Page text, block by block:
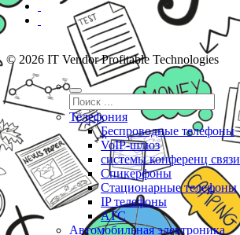
© 2026 IT Vendor Profitable Technologies
Телефония
Беспроводные телефоны
VoIP-шлюз
системы конференц связи
Спикерфоны
Стационарные телефоны
IP телефоны
АТС
Автомобильная электроника